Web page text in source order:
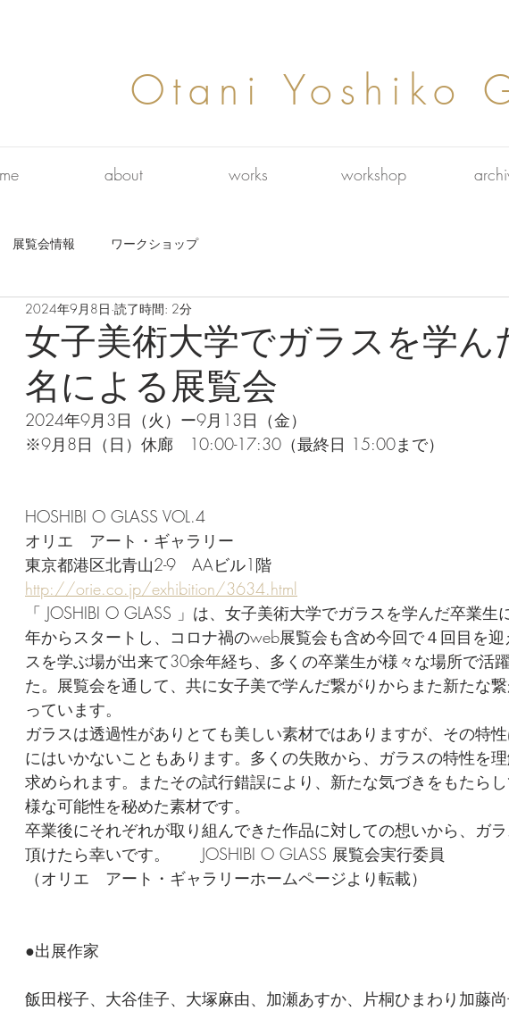
Otani Yoshiko
about works workshop
展覧会情報 ワークショップ
女子美術大学でガラスを学ん
名による展覧会
2024年9月8日 読了時間: 2分
2024年9月3日（火）ー9月13日（金）
※9月8日（日）休廊　10:00-17:30（最終日 15:00まで）
HOSHIBI O GLASS VOL.4
オリエ　アート・ギャラリー
東京都港区北青山2-9　AAビル1階
http://orie.co.jp/exhibition/3634.html
「 JOSHIBI O GLASS 」は、⼥⼦美術⼤学でガラスを学んだ卒業
年からスタートし、コロナ禍のweb展覧会も含め今回で４回⽬を
スを学ぶ場が出来て30余年経ち、多くの卒業⽣が様々な場所で活
た。展覧会を通して、共に⼥⼦美で学んだ繋がりからまた新たな
っています。
ガラスは透過性がありとても美しい素材ではありますが、その特
にはいかないこともあります。多くの失敗から、ガラスの特性を
求められます。またその試⾏錯誤により、新たな気づきをもたら
様な可能性を秘めた素材です。
卒業後にそれぞれが取り組んできた作品に対しての想いから、ガ
頂けたら幸いです。　　JOSHIBI O GLASS 展覧会実行委員
（オリエ　アート・ギャラリーホームページより転載）
●出展作家
飯田桜子、大谷佳子、大塚麻由、加瀬あすか、片桐ひまわり加藤